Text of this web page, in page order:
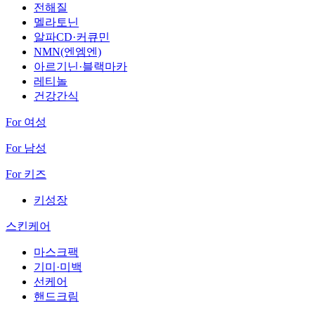
전해질
멜라토닌
알파CD·커큐민
NMN(엔엠엔)
아르기닌·블랙마카
레티놀
건강간식
For 여성
For 남성
For 키즈
키성장
스킨케어
마스크팩
기미·미백
선케어
핸드크림